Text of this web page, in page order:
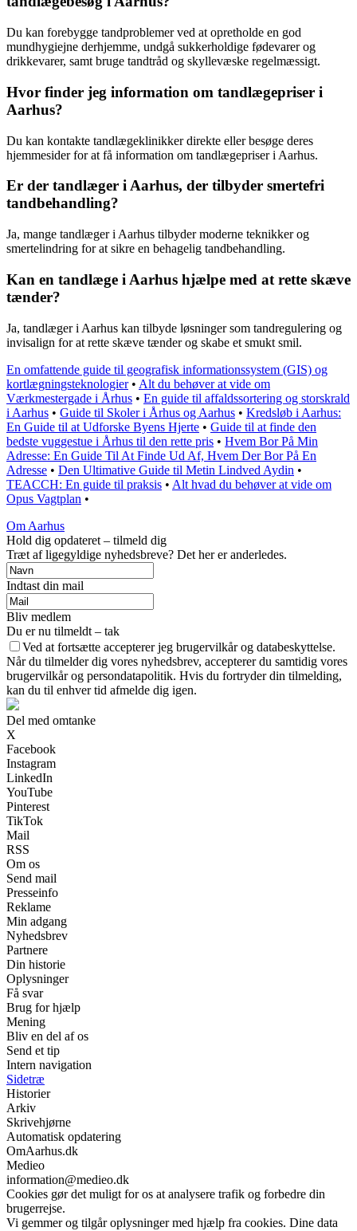
Du kan forebygge tandproblemer ved at opretholde en god
mundhygiejne derhjemme, undgå sukkerholdige fødevarer og
drikkevarer, samt bruge tandtråd og skyllevæske regelmæssigt.
Hvor finder jeg information om tandlægepriser i
Aarhus?
Du kan kontakte tandlægeklinikker direkte eller besøge deres
hjemmesider for at få information om tandlægepriser i Aarhus.
Er der tandlæger i Aarhus, der tilbyder smertefri
tandbehandling?
Ja, mange tandlæger i Aarhus tilbyder moderne teknikker og
smertelindring for at sikre en behagelig tandbehandling.
Kan en tandlæge i Aarhus hjælpe med at rette skæve
tænder?
Ja, tandlæger i Aarhus kan tilbyde løsninger som tandregulering og
invisalign for at rette skæve tænder og skabe et smukt smil.
En omfattende guide til geografisk informationssystem (GIS) og
kortlægningsteknologier• Alt du behøver at vide om
Værkmestergade i Århus • En guide til affaldssortering og storskrald
i Aarhus • Guide til Skoler i Århus og Aarhus • Kredsløb i Aarhus:
En Guide til at Udforske Byens Hjerte • Guide til at finde den
bedste vuggestue i Århus til den rette pris • Hvem Bor På Min
Adresse: En Guide Til At Finde Ud Af, Hvem Der Bor På En
Adresse • Den Ultimative Guide til Metin Lindved Aydin •
TEACCH: En guide til praksis • Alt hvad du behøver at vide om
Opus Vagtplan •
Om Aarhus
Hold dig opdateret – tilmeld dig
Træt af ligegyldige nyhedsbreve? Det her er anderledes.
Indtast din mail
Bliv medlem
Du er nu tilmeldt – tak
Ved at fortsætte accepterer jeg brugervilkår og databeskyttelse.
Når du tilmelder dig vores nyhedsbrev, accepterer du samtidig vores
brugervilkår og persondatapolitik. Hvis du fortryder din tilmelding,
kan du til enhver tid afmelde dig igen.
Del med omtanke
X
Facebook
Instagram
LinkedIn
YouTube
Pinterest
TikTok
Mail
RSS
Om os
Send mail
Presseinfo
Reklame
Min adgang
Nyhedsbrev
Partnere
Din historie
Oplysninger
Få svar
Brug for hjælp
Mening
Bliv en del af os
Send et tip
Intern navigation
Sidetræ
Historier
Arkiv
Skrivehjørne
Automatisk opdatering
OmAarhus.dk
Medieo
information@medieo.dk
Cookies gør det muligt for os at analysere trafik og forbedre din
brugerrejse.
Vi gemmer og tilgår oplysninger med hjælp fra cookies. Dine data